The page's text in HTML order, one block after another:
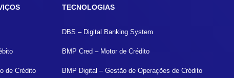
de Crédito
TECNOLOGIAS
DBS – Digital Banking System
BMP Cred – Motor de Crédito
BMP Digital – Gestão de Operações de Crédito